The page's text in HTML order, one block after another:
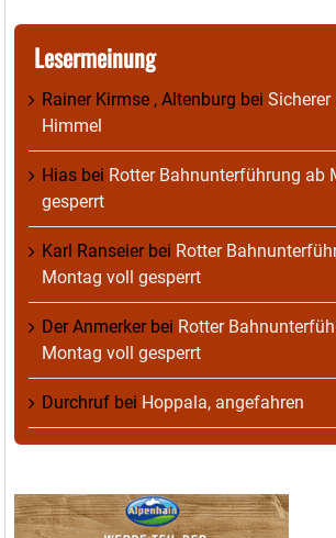
Lesermeinung
Rainer Kirmse , Altenburg bei
Himmel
Hias bei Rotter Bahnunterführung ab
gesperrt
Karl Ranseierbei Rotter
Montag voll gesperrt
Der Anmerkerbei Rotter
Montag voll gesperrt
Durchruf bei Hoppala, angefahren